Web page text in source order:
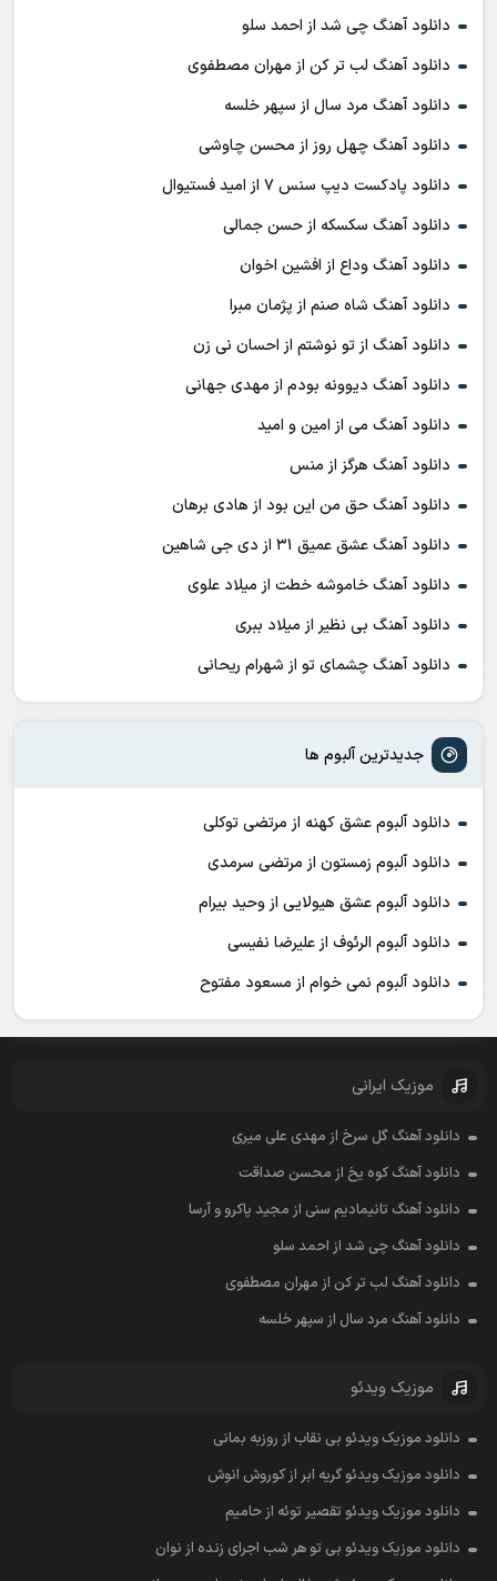
دانلود آهنگ چی شد از احمد سلو
دانلود آهنگ لب تر کن از مهران مصطفوی
دانلود آهنگ مرد سال از سپهر خلسه
دانلود آهنگ چهل روز از محسن چاوشی
دانلود پادکست ديپ سنس ۷ از اميد فستيوال
دانلود آهنگ سکسکه از حسن جمالی
دانلود آهنگ وداع از افشين اخوان
دانلود آهنگ شاه صنم از پژمان مبرا
دانلود آهنگ از تو نوشتم از احسان نی زن
دانلود آهنگ دیوونه بودم از مهدی جهانی
دانلود آهنگ می از امین و امید
دانلود آهنگ هرگز از منس
دانلود آهنگ حق من این بود از هادی برهان
دانلود آهنگ عشق عمیق ۳۱ از دی جی شاهین
دانلود آهنگ خاموشه خطت از میلاد علوی
دانلود آهنگ بی نظیر از میلاد ببری
دانلود آهنگ چشمای تو از شهرام ریحانی
جدیدترین آلبوم ها
دانلود آلبوم عشق کهنه از مرتضی توکلی
دانلود آلبوم زمستون از مرتضی سرمدی
دانلود آلبوم عشق هیولایی از وحید بیرام
دانلود آلبوم الرئوف از علیرضا نفیسی
دانلود آلبوم نمی خوام از مسعود مفتوح
موزیک ایرانی
دانلود آهنگ گل سرخ از مهدی علی میری
دانلود آهنگ کوه یخ از محسن صداقت
دانلود آهنگ تانیمادیم سنی از مجید پاکرو و آرسا
دانلود آهنگ چی شد از احمد سلو
دانلود آهنگ لب تر کن از مهران مصطفوی
دانلود آهنگ مرد سال از سپهر خلسه
موزیک ویدئو
دانلود موزیک ویدئو بی نقاب از روزبه بمانی
دانلود موزیک ویدئو گریه ابر از کوروش انوش
دانلود موزیک ویدئو تقصیر توئه از حامیم
دانلود موزیک ویدئو بی تو هر شب اجرای زنده از نوان